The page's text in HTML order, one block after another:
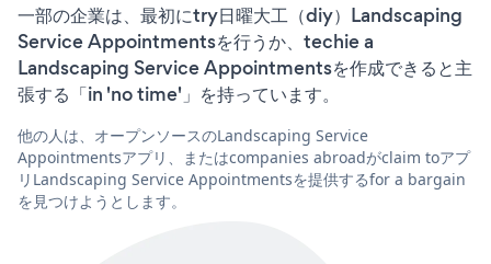
一部の企業は、最初にtry日曜大工（diy）Landscaping
Service Appointmentsを行うか、techie a
Landscaping Service Appointmentsを作成できると主
張する「in 'no time'」を持っています。
他の人は、オープンソースのLandscaping Service
Appointmentsアプリ、またはcompanies abroadがclaim toアプ
リLandscaping Service Appointmentsを提供するfor a bargain
を見つけようとします。